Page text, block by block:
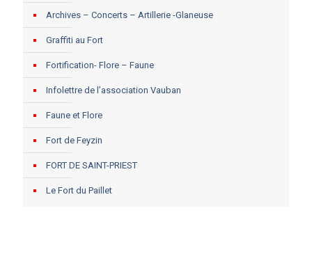
Archives – Concerts – Artillerie -Glaneuse
Graffiti au Fort
Fortification- Flore – Faune
Infolettre de l’association Vauban
Faune et Flore
Fort de Feyzin
FORT DE SAINT-PRIEST
Le Fort du Paillet